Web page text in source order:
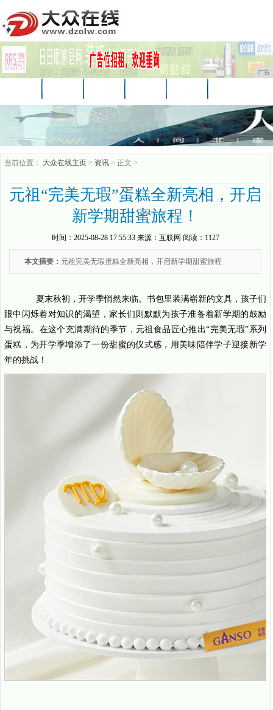
广告
企业 游戏
当前位置： 大众在线主页 > 资讯 > 正文 >
元祖“完美无瑕”蛋糕全新亮相，开启
新学期甜蜜旅程！
时间： 2025-08-28 17:55:33来源： 互联网 阅读：1127
本文摘要： 元祖完美无瑕蛋糕全新亮相，开启新学期甜蜜旅程
夏末秋初，开学季悄然来临。书包里装满崭新的文具，孩子们
眼中闪烁着对知识的渴望，家长们则默默为孩子准备着新学期的鼓励
与祝福。在这个充满期待的季节，元祖食品匠心推出“完美无瑕”系列
蛋糕，为开学季增添了一份甜蜜的仪式感，用美味陪伴学子迎接新学
年的挑战！